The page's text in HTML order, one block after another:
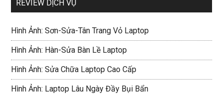
REVIEW DỊCH VỤ
Hình Ảnh: Sơn-Sửa-Tân Trang Vỏ Laptop
Hình Ảnh: Hàn-Sửa Bàn Lề Laptop
Hình Ảnh: Sửa Chữa Laptop Cao Cấp
Hình Ảnh: Laptop Lâu Ngày Đầy Bụi Bẩn